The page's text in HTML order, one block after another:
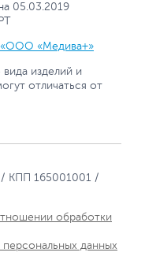
05.03.2019
«ООО «Медива+»
изделий и
отличаться от
КПП 165001001 /
обработки
данных